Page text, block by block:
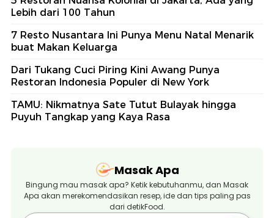
Lebih dari 100 Tahun
7 Resto Nusantara Ini Punya Menu Natal Menarik
buat Makan Keluarga
Dari Tukang Cuci Piring Kini Awang Punya
Restoran Indonesia Populer di New York
TAMU: Nikmatnya Sate Tutut Bulayak hingga
Puyuh Tangkap yang Kaya Rasa
Masak Apa
Bingung mau masak apa? Ketik kebutuhanmu, dan Masak
Apa akan merekomendasikan resep, ide dan tips paling pas
dari detikFood.